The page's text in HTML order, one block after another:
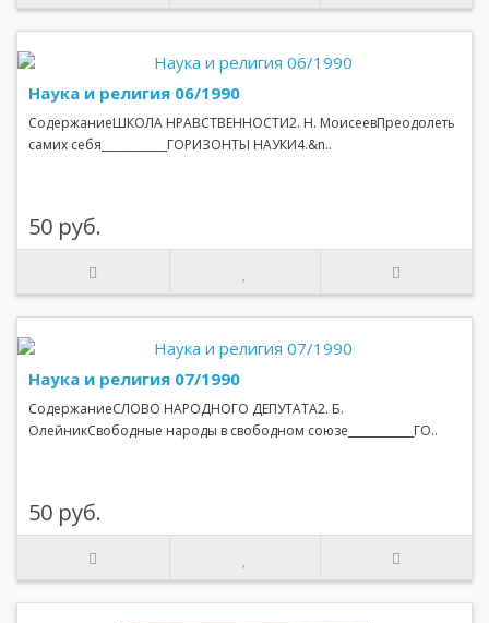
Наука и религия 06/1990
СодержаниеШКОЛА НРАВСТВЕННОСТИ2. Н. МоисеевПреодолеть
самих себя____________ГОРИЗОНТЫ НАУКИ4.&n..
50 руб.
Наука и религия 07/1990
СодержаниеСЛОВО НАРОДНОГО ДЕПУТАТА2. Б.
ОлейникСвободные народы в свободном союзе____________ГО..
50 руб.